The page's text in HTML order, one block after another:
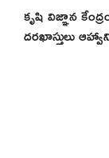
కృషి విజ్ఞాన
దరఖాస్తులు